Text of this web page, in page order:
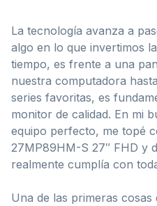
La tecnología avanza a
algo en lo que invertimos
tiempo, es frente a una
nuestra computadora
series favoritas, es
monitor de calidad. En mi
equipo perfecto, me topé
27MP89HM-S 27″ FHD y
realmente cumplía con
Una de las primeras